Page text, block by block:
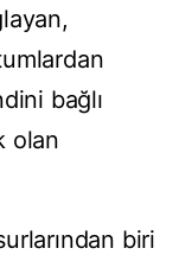
bağlı
olan
biri